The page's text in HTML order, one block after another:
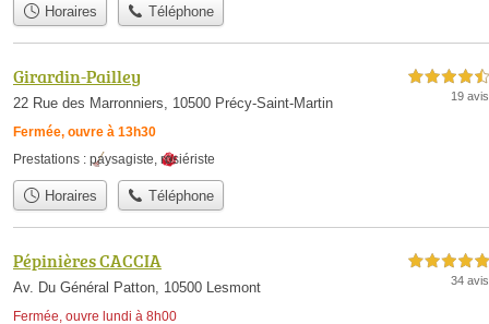
Horaires Téléphone
Girardin-Pailley
22 Rue des Marronniers, 10500 Précy-Saint-Martin
Fermée, ouvre à 13h30
4,5 étoiles sur 5
19 avis
Prestations : paysagiste, rosiériste
Horaires Téléphone
Pépinières CACCIA
Av. Du Général Patton, 10500 Lesmont
Fermée, ouvre lundi à 8h00
5,0 étoiles sur 5
34 avis